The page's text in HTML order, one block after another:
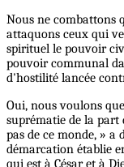
Nous ne combattons
attaquons ceux qui
spirituel le pouvoir
pouvoir communal
d'hostilité lancée
Oui, nous voulons
suprématie de la
pas de ce monde, »
démarcation établie
qui est à César et à